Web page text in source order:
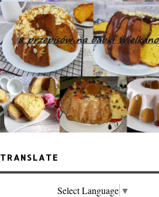
TRANSLATE
Select Language ▼